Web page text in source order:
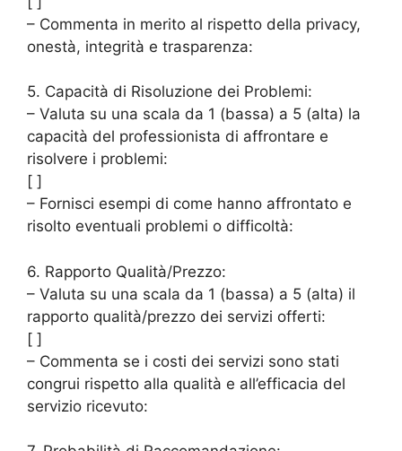
– Commenta in merito al rispetto della privacy,
onestà, integrità e trasparenza:
5. Capacità di Risoluzione dei Problemi:
– Valuta su una scala da 1 (bassa) a 5 (alta) la
capacità del professionista di affrontare e
risolvere i problemi:
[ ]
– Fornisci esempi di come hanno affrontato e
risolto eventuali problemi o difficoltà:
6. Rapporto Qualità/Prezzo:
– Valuta su una scala da 1 (bassa) a 5 (alta) il
rapporto qualità/prezzo dei servizi offerti:
[ ]
– Commenta se i costi dei servizi sono stati
congrui rispetto alla qualità e all’efficacia del
servizio ricevuto: